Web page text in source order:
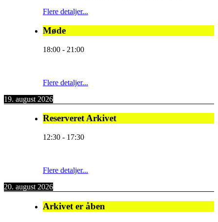
Flere detaljer...
Møde
18:00 - 21:00
Flere detaljer...
19. august 2026
Reserveret Arkivet
12:30 - 17:30
Flere detaljer...
20. august 2026
Arkivet er åben